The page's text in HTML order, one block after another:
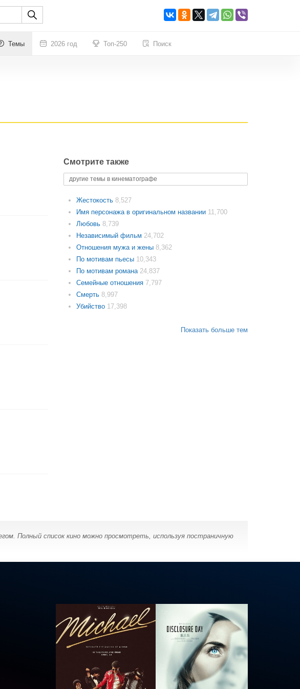
Темы 2026 год Топ-250 Поиск
Смотрите также
другие темы в кинематографе
Жестокость 8,527
Имя персонажа в оригинальном названии 11,700
Любовь 8,739
Независимый фильм 24,702
Отношения мужа и жены 8,362
По мотивам пьесы 10,343
По мотивам романа 24,837
Семейные отношения 7,797
Смерть 8,997
Убийство 17,398
Показать больше тем
Полный список кино можно просмотреть, используя постраничную